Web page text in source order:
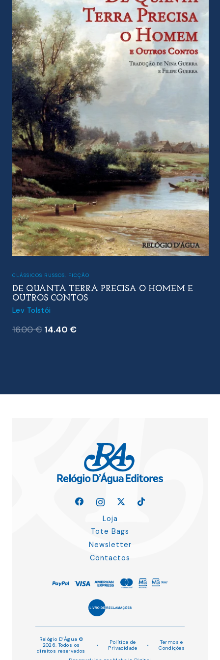
CLÁSSICOS RUSSOS, FICÇÃO
DE QUANTA TERRA PRECISA O HOMEM E
OUTROS CONTOS
Lev Tolstói
16.00€ O
14.40 €O
Loja
Tote Bags
Newsletter
Contactos
Relógio D’Água ©
2026. Todos os
direitos reservados
•
Política de
Privacidade
•
Termos e
Condições